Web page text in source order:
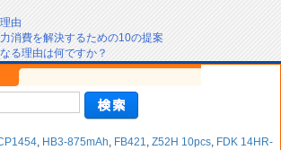
由
消費を解決するための10の提案
る理由は何ですか？
, HB3-875mAh, FB421, Z52H 10pcs, FDK 14HR-